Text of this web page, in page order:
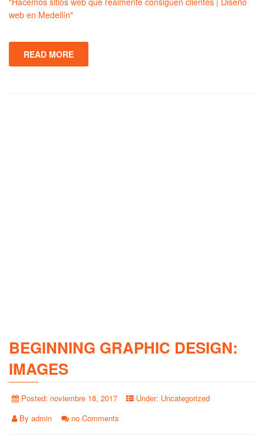
web en Medellín"
READ MORE
BEGINNING GRAPHIC DESIGN:
IMAGES
Posted: noviembre 18, 2017 Under: Uncategorized
By admin no Comments